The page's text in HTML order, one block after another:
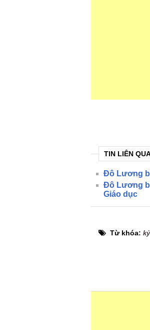
TIN LIÊN
Đô Lương
Đô Lương
Giáo dục
Từ khóa: